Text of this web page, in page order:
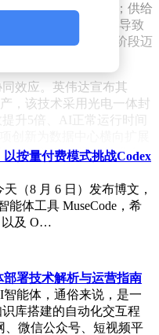
动光纤消耗量激增；供给
期和高稼动率限制，导致
正推动行业从复苏阶段迈
效应。英伟达宣布其
，该技术采用光电一体封
升5倍、AI正常运行时间
步验证了光通信技术在
尤为突出。作为4月28日
互连业务贡献了79.2%的
市场占有率高达88.3%。
同比激增579%，光计算
在技术壁垒较高的细分市
筑护城河。作为连续九年
按量付费模式挑战Codex
（8 月 6 日）发布博文，
体工具 MuseCode，希
以及 O…
署技术解析与运营指南
能体，通俗来说，是一
库搭建的自动化交互程
、微信公众号、短视频平